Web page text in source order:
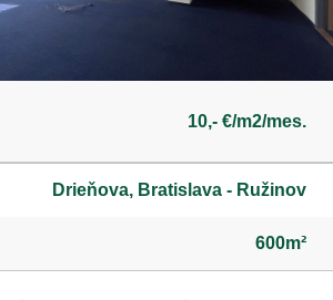
10,- €/m2/mes.
Drieňova, Bratislava - Ružinov
600m²